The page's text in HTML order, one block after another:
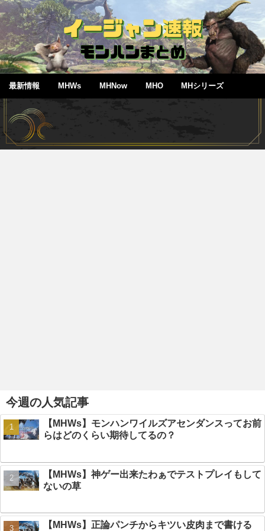
最新情報 MHWs MHNow MHO MHシリーズ
今週の人気記事
【MHWs】モンハンワイルズアセンダンスってお前
らはどのくらい期待してるの？
【MHWs】神ゲー出来たわぁでテストプレイもして
ないの草
【MHWs】正論パンチからキツい皮肉まで書ける